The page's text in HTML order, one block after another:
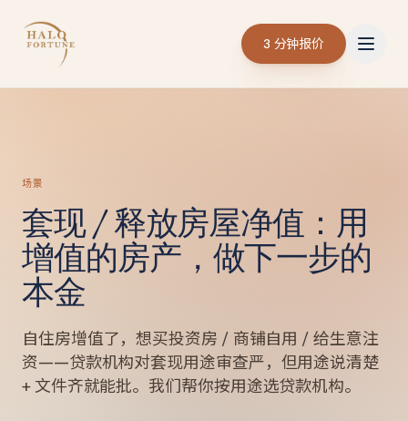
3 分钟报价
场景
套现 / 释放房屋净值：用
增值的房产，做下一步的
本金
自住房增值了，想买投资房 / 商铺自用 / 给生意注
资——贷款机构对套现用途审查严，但用途说清楚
+ 文件齐就能批。我们帮你按用途选贷款机构。